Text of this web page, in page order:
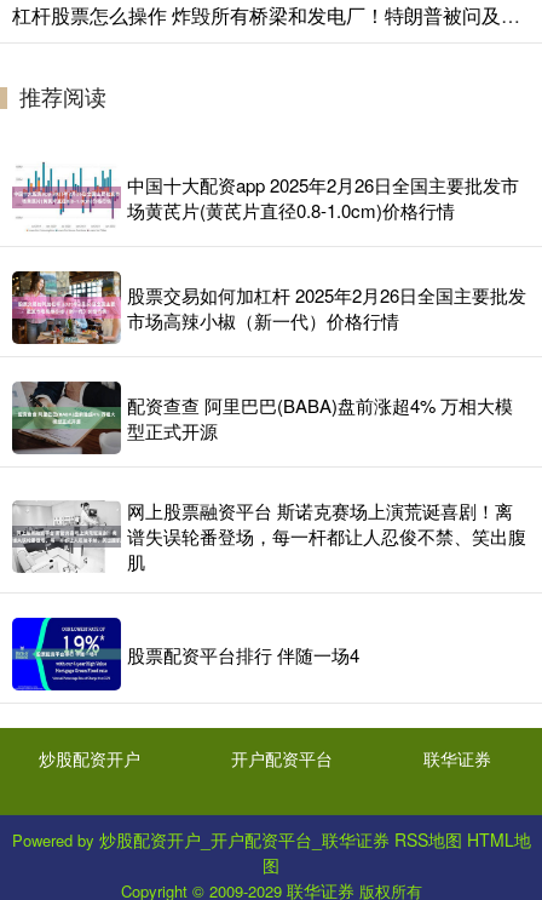
杠杆股票怎么操作 炸毁所有桥梁和发电厂！特朗普被问及战争罪时当场破防，美军靠改数据挽尊！
推荐阅读
中国十大配资app 2025年2月26日全国主要批发市
场黄芪片(黄芪片直径0.8-1.0cm)价格行情
股票交易如何加杠杆 2025年2月26日全国主要批发
市场高辣小椒（新一代）价格行情
配资查查 阿里巴巴(BABA)盘前涨超4% 万相大模
型正式开源
网上股票融资平台 斯诺克赛场上演荒诞喜剧！离
谱失误轮番登场，每一杆都让人忍俊不禁、笑出腹
肌
股票配资平台排行 伴随一场4
炒股配资开户 开户配资平台 联华证券
Powered by 炒股配资开户_开户配资平台_联华证券 RSS地图 HTML地
图
Copyright © 2009-2029 联华证券 版权所有